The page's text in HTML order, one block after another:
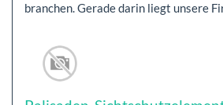
branchen. Gerade darin liegt unsere